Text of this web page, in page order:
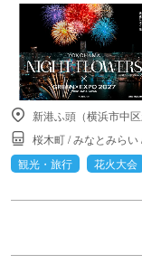
新港ふ頭（横浜市中区
桜木町/みなとみらい
観光・旅行
花火大会